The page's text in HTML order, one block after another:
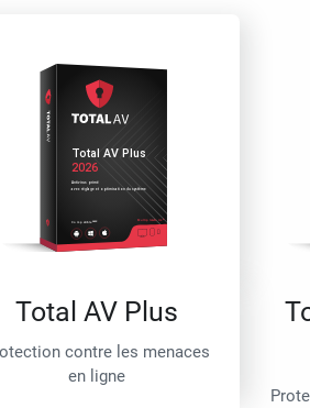
Total AV Plus
contre les menaces
en ligne